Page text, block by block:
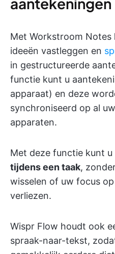
Met Workstroom
ideeën vastleggen en
in gestructureerde
functie kunt u
apparaat) en deze
synchroniseerd op al
apparaten.
Met deze functie kunt u
tijdens een taak,
wisselen of uw focus
verliezen.
Wispr Flow houdt ook
spraak-naar-tekst,